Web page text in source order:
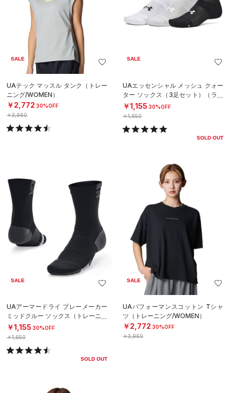
SALE
UAテック マッスル タンク（トレー
ニング/WOMEN）
￥2,772 30%OFF
￥3,960
SALE
UAエッセンシャル メッシュ クォー
ター ソックス（3足セット）（ライ
フスタイル/UNISEX）
￥1,155 30%OFF
￥1,650
SOLD OUT
SALE
UAアーマードライ プレーメーカー
ミッドクルー ソックス（トレーニン
グ/UNISEX）
￥1,155 30%OFF
￥1,650
SOLD OUT
SALE
UAパフォーマンスコットン Tシャ
ツ（トレーニング/WOMEN）
￥2,772 30%OFF
￥3,960